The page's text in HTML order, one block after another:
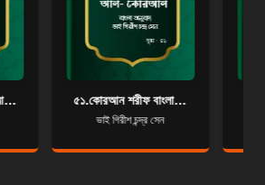
সূরা আন-নাহল - কোরআন শরীফ বাংলা অনুবাদ - সূরা ১৬ ৫১.কোরআন শরীফ বাংলা অনুবাদ - সূরা আয-যারিয়াত
ভাই গিরীশ চন্দ্র সেন